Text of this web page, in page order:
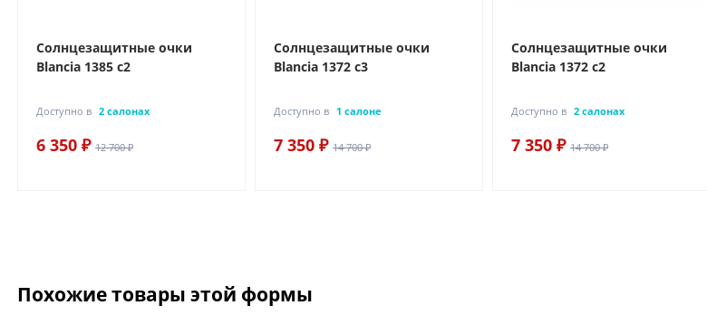
Солнцезащитные очки
Blancia 1385 с2
Доступно в 2 салонах
6 350 ₽ 12 700 ₽
Солнцезащитные очки
Blancia 1372 с3
Доступно в 1 салоне
7 350 ₽ 14 700 ₽
Солнцезащитные очки
Blancia 1372 с2
Доступно в 2 салонах
7 350 ₽ 14 700 ₽
Похожие товары этой формы